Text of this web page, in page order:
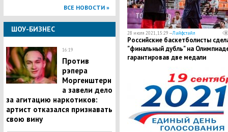
ВСЕ НОВОСТИ »
ШОУ-БИЗНЕС
16:19
Против
рэпера
Моргенштерн
а завели дело
за агитацию наркотиков:
артист отказался признавать
свою вину
28 июля 2021, 15:29 —Лайфстайл
​Российские баскетболисты
"финальный дубль" на
гарантировав две медали